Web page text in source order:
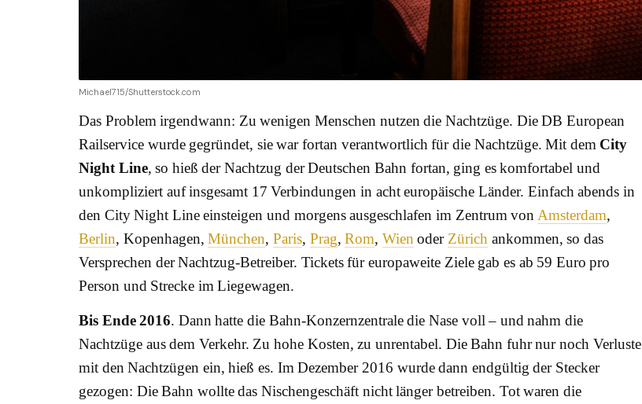
Michael715/Shutterstock.com
Das Problem irgendwann: Zu wenigen Menschen nutzen die Nachtzüge. Die DB European
Railservice wurde gegründet, sie war fortan verantwortlich für die Nachtzüge. Mit dem City
Night Line, so hieß der Nachtzug der Deutschen Bahn fortan, ging es komfortabel und
unkompliziert auf insgesamt 17 Verbindungen in acht europäische Länder. Einfach abends in
den City Night Line einsteigen und morgens ausgeschlafen im Zentrum von Amsterdam,
Berlin, Kopenhagen,München, Paris, Prag,Rom, Wien oder Zürich ankommen, so das
Versprechen der Nachtzug-Betreiber. Tickets für europaweite Ziele gab es ab 59 Euro pro
Person und Strecke im Liegewagen.
Bis Ende 2016. Dann hatte die Bahn-Konzernzentrale die Nase voll – und nahm die
Nachtzüge aus dem Verkehr. Zu hohe Kosten, zu unrentabel. Die Bahn fuhr nur noch Verluste
mit den Nachtzügen ein, hieß es. Im Dezember 2016 wurde dann endgültig der Stecker
gezogen: Die Bahn wollte das Nischengeschäft nicht länger betreiben. Tot waren die